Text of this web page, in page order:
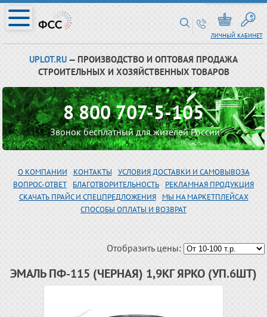
ЛИЧНЫЙ КАБИНЕТ
UPLOT.RU — ПРОИЗВОДСТВО И ОПТОВАЯ ПРОДАЖА
СТРОИТЕЛЬНЫХ И ХОЗЯЙСТВЕННЫХ ТОВАРОВ
8 800 707-5-105
Звонок бесплатный для жителей России
О КОМПАНИИ КОНТАКТЫ
УСЛОВИЯ ДОСТАВКИ И САМОВЫВОЗА
ВОПРОС-ОТВЕТ
БЛАГОТВОРИТЕЛЬНОСТЬ
РЕКЛАМНАЯ ПРОДУКЦИЯ
СКАЧАТЬ ПРАЙС И СПЕЦПРЕДЛОЖЕНИЯ
МЫ НА МАРКЕТПЛЕЙСАХ
СПОСОБЫ ОПЛАТЫ И ВОЗВРАТ
Отобразить цены:
ЭМАЛЬ ПФ-115 (ЧЕРНАЯ) 1,9КГ ЯРКО (УП.6ШТ)